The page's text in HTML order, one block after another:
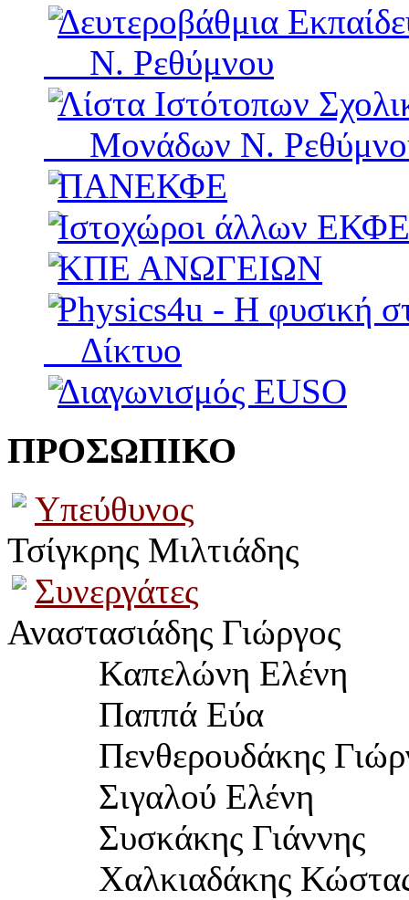
Δευτεροβάθμια
Ν. Ρεθύμνου
Λίστα Ιστότοπων
Μονάδων Ν.
ΠΑΝΕΚΦΕ
Ιστοχώροι άλλων ΕΚΦΕ
ΚΠΕ ΑΝΩΓΕΙΩΝ
Physics4u - Η φυσική
Δίκτυο
Διαγωνισμός EUSO
ΠΡΟΣΩΠΙΚΟ
Υπεύθυνος
Τσίγκρης Μιλτιάδης
Συνεργάτες
Αναστασιάδης Γιώργος
Καπελώνη Ελένη
Παππά Εύα
	  Πενθερουδ
άκης
Σιγαλού Ελένη
Συσκάκης Γιάννης
Χαλκιαδάκης